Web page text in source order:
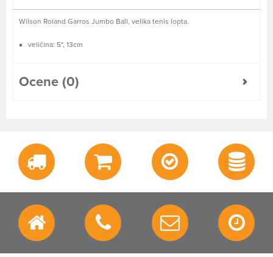
Wilson Roland Garros Jumbo Ball, velika tenis lopta.
veličina: 5", 13cm
Ocene (0)